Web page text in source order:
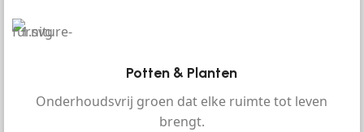
Potten & Planten
Onderhoudsvrij groen dat elke ruimte tot leven
brengt.